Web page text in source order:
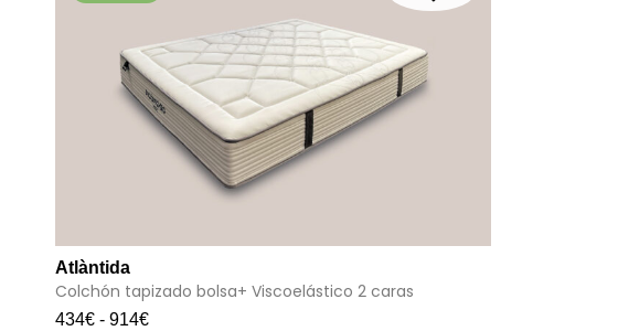
Atlàntida
Colchón tapizado bolsa+ Viscoelástico 2 caras
434€ - 914€